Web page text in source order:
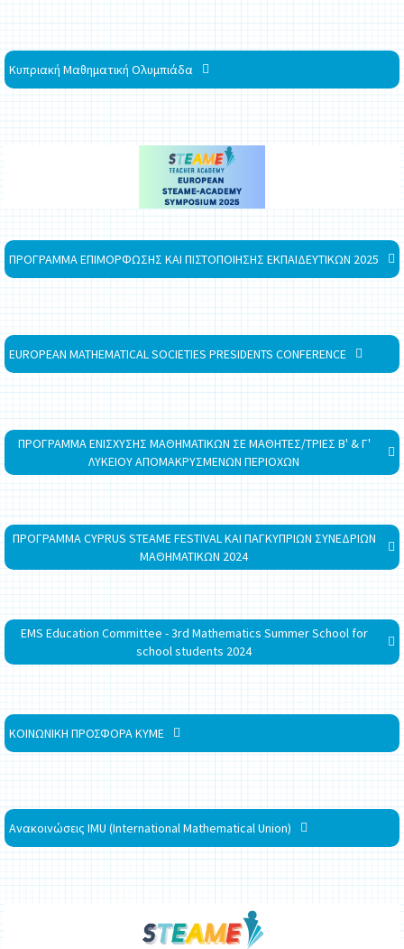
Κυπριακή Μαθηματική Ολυμπιάδα
ΠΡΟΓΡΑΜΜΑ ΕΠΙΜΟΡΦΩΣΗΣ ΚΑΙ ΠΙΣΤΟΠΟΙΗΣΗΣ ΕΚΠΑΙΔΕΥΤΙΚΩΝ 2025
EUROPEAN MATHEMATICAL SOCIETIES PRESIDENTS CONFERENCE
ΠΡΟΓΡΑΜΜΑ ΕΝΙΣΧΥΣΗΣ ΜΑΘΗΜΑΤΙΚΩΝ ΣΕ ΜΑΘΗΤΕΣ/ΤΡΙΕΣ Β' & Γ'
ΛΥΚΕΙΟΥ ΑΠΟΜΑΚΡΥΣΜΕΝΩΝ ΠΕΡΙΟΧΩΝ
ΠΡΟΓΡΑΜΜΑ CYPRUS STEAME FESTIVAL ΚΑΙ ΠΑΓΚΥΠΡΙΩΝ ΣΥΝΕΔΡΙΩΝ
ΜΑΘΗΜΑΤΙΚΩΝ 2024
EMS Education Committee - 3rd Mathematics Summer School for
school students 2024
ΚΟΙΝΩΝΙΚΗ ΠΡΟΣΦΟΡΑ ΚΥΜΕ
Ανακοινώσεις IMU (International Mathematical Union)